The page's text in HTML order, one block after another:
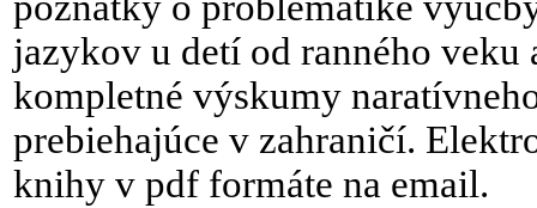
jazykov u detí od ranného veku
kompletné výskumy
prebiehajúce v zahraničí.
knihy v pdf formáte na email.